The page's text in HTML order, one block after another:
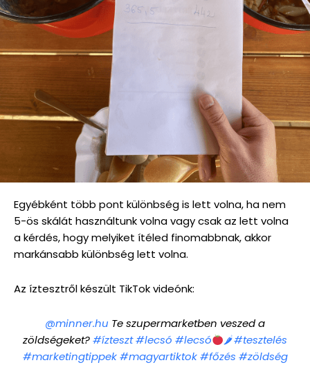
Egyébként több pont különbség is lett volna, ha nem
5-ös skálát használtunk volna vagy csak az lett volna
a kérdés, hogy melyiket ítéled finomabbnak, akkor
markánsabb különbség lett volna.
Az íztesztről készült TikTok videónk:
@minner.hu Te szupermarketben veszed a
zöldségeket?#ízteszt#lecsó #lecsó 🌶#tesztelés
#marketingtippek #magyartiktok #főzés #zöldség